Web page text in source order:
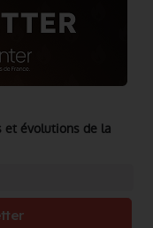
et évolutions de la